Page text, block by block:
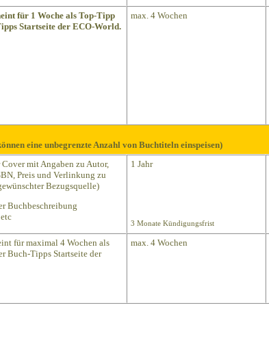
für 1 Woche als Top-Tipp
Startseite der ECO-World.
max. 4 Wochen
eine unbegrenzte Anzahl von Buchtiteln einspeisen)
mit Angaben zu Autor,
Preis und Verlinkung zu
Bezugsquelle)
Buchbeschreibung
1 Jahr
3 Monate Kündigungsfrist
für maximal 4 Wochen als
Buch-Tipps Startseite der
max. 4 Wochen